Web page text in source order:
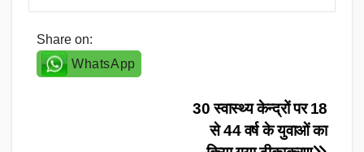
Share on:
WhatsApp
30 स्वास्थ्य केन्द्रों पर 18
से 44 वर्ष के युवाओं का